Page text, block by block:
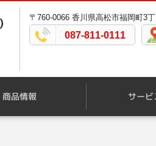
〒760-0066 香川県高松市福岡町3
087-811-0111
商品情報 サー